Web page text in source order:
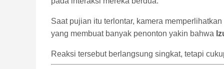
Saat pujian itu terlontar, kamera
yang membuat banyak penonton yakin bahwa
Reaksi tersebut berlangsung singkat, tetapi